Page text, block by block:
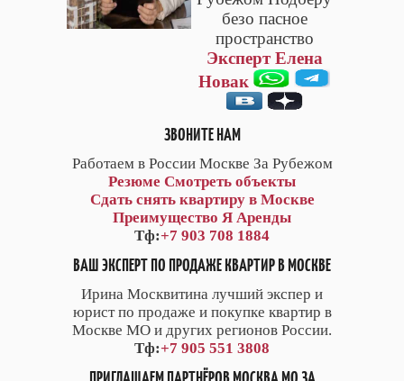
безо пасное
пространство
Эксперт Елена
Новак
ЗВОНИТЕ НАМ
Работаем в России Москве За Рубежом
Резюме Смотреть объекты
Сдать снять квартиру в Москве
Преимущество Я Аренды
Тф:+7 903 708 1884
ВАШ ЭКСПЕРТ ПО ПРОДАЖЕ КВАРТИР В МОСКВЕ
Ирина Москвитина лучший экспер и
юрист по продаже и покупке квартир в
Москве МО и других регионов России.
Тф:+7 905 551 3808